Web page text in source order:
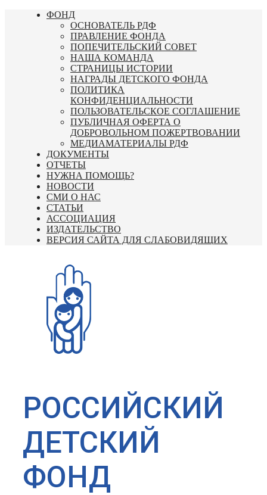
Перейти
ФОНД
ОСНОВАТЕЛЬ РДФ
ПРАВЛЕНИЕ ФОНДА
ПОПЕЧИТЕЛЬСКИЙ СОВЕТ
НАША КОМАНДА
СТРАНИЦЫ ИСТОРИИ
НАГРАДЫ ДЕТСКОГО ФОНДА
ПОЛИТИКА
КОНФИДЕНЦИАЛЬНОСТИ
ПОЛЬЗОВАТЕЛЬСКОЕ СОГЛАШЕНИЕ
ПУБЛИЧНАЯ ОФЕРТА О
ДОБРОВОЛЬНОМ ПОЖЕРТВОВАНИИ
МЕДИАМАТЕРИАЛЫ РДФ
ДОКУМЕНТЫ
ОТЧЕТЫ
НУЖНА ПОМОЩЬ?
НОВОСТИ
СМИ О НАС
СТАТЬИ
АССОЦИАЦИЯ
ИЗДАТЕЛЬСТВО
ВЕРСИЯ САЙТА ДЛЯ СЛАБОВИДЯЩИХ
РОССИЙСКИЙ
ДЕТСКИЙ
ФОНД